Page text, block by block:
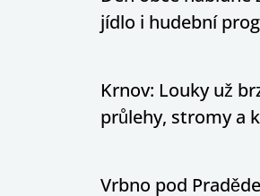
jídlo i hudební
Krnov: Louky už
průlehy, stromy a
Vrbno pod